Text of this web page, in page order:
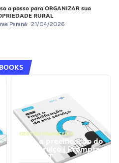
a passo para ORGANIZAR sua
RURAL
Paraná 21/04/2026
GESTÃO FINANCEIRA
Faça a precificação do
seu serviço | Prompts
ChatGPT